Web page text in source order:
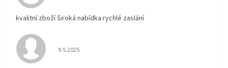
kvalitní zboží široká nabídka rychlé zaslání
Hodnocení obchodu je 5 z 5 hvězdiček.
9.5.2025